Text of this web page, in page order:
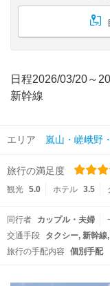
日程2026/03/20～
新幹線
エリア 嵐山・嵯峨野
旅行の満足度
観光 5.0 ホテル 3.5
同行者 カップル・夫婦
交通手段
タクシー 新幹線
旅行の手配内容
個別手配